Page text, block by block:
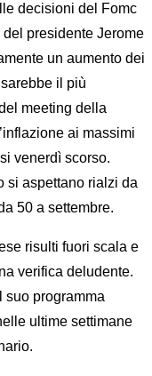
decisioni del Fomc
presidente Jerome
un aumento dei
il più
meeting della
ai massimi
venerdì scorso.
si aspettano rialzi da
50 a settembre.
risulti fuori scala e
verifica deludente.
suo programma
ultime settimane